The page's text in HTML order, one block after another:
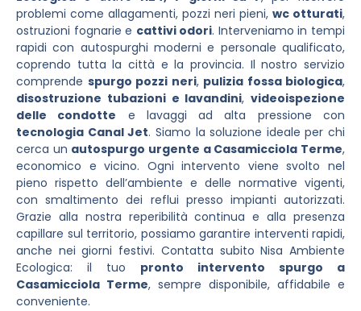
problemi come allagamenti, pozzi neri pieni, wc otturati,
ostruzioni fognarie e cattivi odori. Interveniamo in tempi
rapidi con autospurghi moderni e personale qualificato,
coprendo tutta la città e la provincia. Il nostro servizio
comprende spurgo pozzi neri, pulizia fossa biologica,
disostruzione tubazioni e lavandini, videoispezione
delle condotte e lavaggi ad alta pressione con
tecnologia Canal Jet. Siamo la soluzione ideale per chi
cerca un autospurgo urgente a Casamicciola Terme,
economico e vicino. Ogni intervento viene svolto nel
pieno rispetto dell’ambiente e delle normative vigenti,
con smaltimento dei reflui presso impianti autorizzati.
Grazie alla nostra reperibilità continua e alla presenza
capillare sul territorio, possiamo garantire interventi rapidi,
anche nei giorni festivi. Contatta subito Nisa Ambiente
Ecologica: il tuo pronto intervento spurgo a
Casamicciola Terme, sempre disponibile, affidabile e
conveniente.